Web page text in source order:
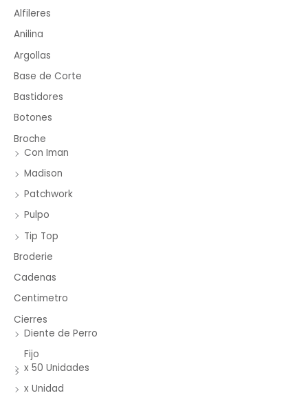
Alfileres
Anilina
Argollas
Base de Corte
Bastidores
Botones
Broche
Con Iman
Madison
Patchwork
Pulpo
Tip Top
Broderie
Cadenas
Centimetro
Cierres
Diente de Perro
Fijo
x 50 Unidades
x Unidad